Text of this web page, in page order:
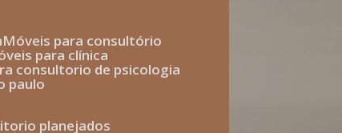
móveis para consultório
para clínica
consultorio de psicologia
paulo
planejados